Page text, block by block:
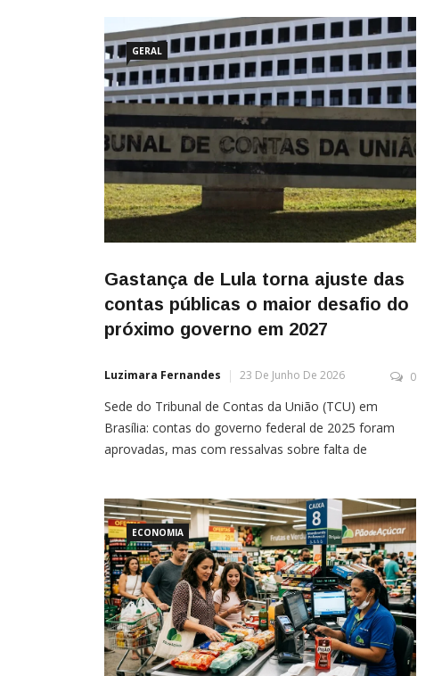
dificuldades econômicas enfrentadas por parte da
população argentina. Em comunicado divulgado pelo
Escritório de Resposta Oficial
GERAL
Gastança de Lula torna ajuste das
contas públicas o maior desafio do
próximo governo em 2027
Luzimara Fernandes 23 De Junho De 2026 0
Sede do Tribunal de Contas da União (TCU) em
Brasília: contas do governo federal de 2025 foram
aprovadas, mas com ressalvas sobre falta de
do próximo governo estará dominada já em janeiro
pela urgência de equilibrar as contas públicas.
Crescimento […]
ECONOMIA